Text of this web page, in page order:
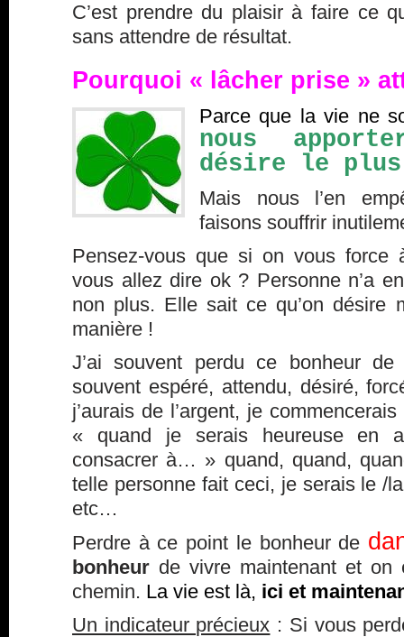
C’est prendre du plaisir à faire ce
sans attendre de résultat.
Pourquoi « lâcher prise »
Parce que la vie ne
nous
désire le
Mais nous l’en
faisons souffrir
Pensez-vous que si on vous force
vous allez dire ok ? Personne n’a
non plus. Elle sait ce qu’on désire
manière !
J’ai souvent perdu ce bonheur de
souvent espéré, attendu, désiré,
j’aurais de l’argent, je
« quand je serais heureuse en
consacrer à… » quand, quand,
telle personne fait ceci, je serais le /
etc…
Perdre à ce point le bonheur de
bonheur de vivre maintenant et on
chemin. La vie est là, ici et
Un indicateur précieux : Si vous